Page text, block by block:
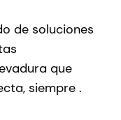
de soluciones
que
siempre .